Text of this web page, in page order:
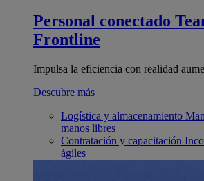
Personal conectado
Frontline
Impulsa la eficiencia con realidad
Descubre más
Logística y almacenamiento
manos libres
Contratación y capacitación
ágiles